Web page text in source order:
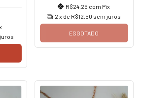
R$24,25 com Pix
2 x de R$12,50 sem juros
ESGOTADO